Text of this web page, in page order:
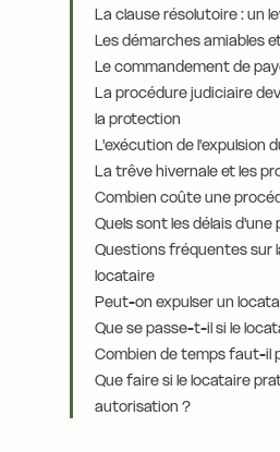
La clause résolutoire : un
Les démarches amiables
Le commandement de
La procédure judiciaire
la protection
L'exécution de l'expulsion
La trêve hivernale et les
Combien coûte une
Quels sont les délais
Questions fréquentes sur
locataire
Peut-on expulser un
Que se passe-t-il si le
Combien de temps faut-il
Que faire si le locataire
autorisation ?